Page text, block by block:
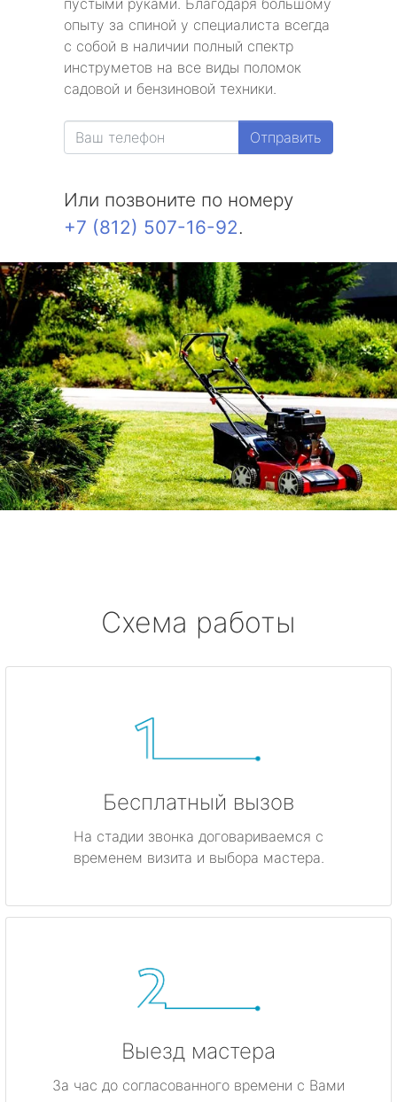
пустыми руками. Благодаря большому
опыту за спиной у специалиста всегда
с собой в наличии полный спектр
инструметов на все виды поломок
садовой и бензиновой техники.
Отправить
Или позвоните по номеру
+7 (812) 507-16-92.
Схема работы
Бесплатный вызов
На стадии звонка договариваемся с
временем визита и выбора мастера.
Выезд мастера
За час до согласованного времени с Вами